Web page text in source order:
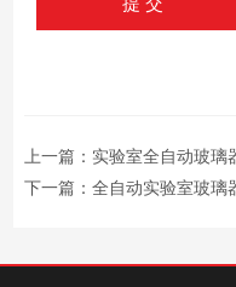
上一篇： 实验室全自动玻璃
下一篇： 全自动实验室玻璃